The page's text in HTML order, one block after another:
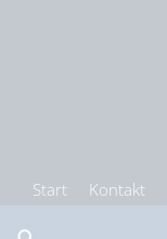
Start Kontakt